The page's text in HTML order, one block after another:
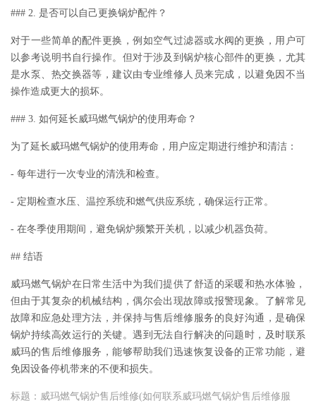
### 2. 是否可以自己更换锅炉配件？
对于一些简单的配件更换，例如空气过滤器或水阀的更换，用户可
以参考说明书自行操作。但对于涉及到锅炉核心部件的更换，尤其
是水泵、热交换器等，建议由专业维修人员来完成，以避免因不当
操作造成更大的损坏。
### 3. 如何延长威玛燃气锅炉的使用寿命？
为了延长威玛燃气锅炉的使用寿命，用户应定期进行维护和清洁：
- 每年进行一次专业的清洗和检查。
- 定期检查水压、温控系统和燃气供应系统，确保运行正常。
- 在冬季使用期间，避免锅炉频繁开关机，以减少机器负荷。
## 结语
威玛燃气锅炉在日常生活中为我们提供了舒适的采暖和热水体验，
但由于其复杂的机械结构，偶尔会出现故障或报警现象。了解常见
故障和应急处理方法，并保持与售后维修服务的良好沟通，是确保
锅炉持续高效运行的关键。遇到无法自行解决的问题时，及时联系
威玛的售后维修服务，能够帮助我们迅速恢复设备的正常功能，避
免因设备停机带来的不便和损失。
标题：威玛燃气锅炉售后维修(如何联系威玛燃气锅炉售后维修服